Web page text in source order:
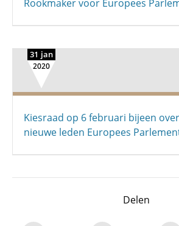
Rookmaker voor Europees
31 jan
2020
Kiesraad op 6 februari bijeen
nieuwe leden Europees
Delen